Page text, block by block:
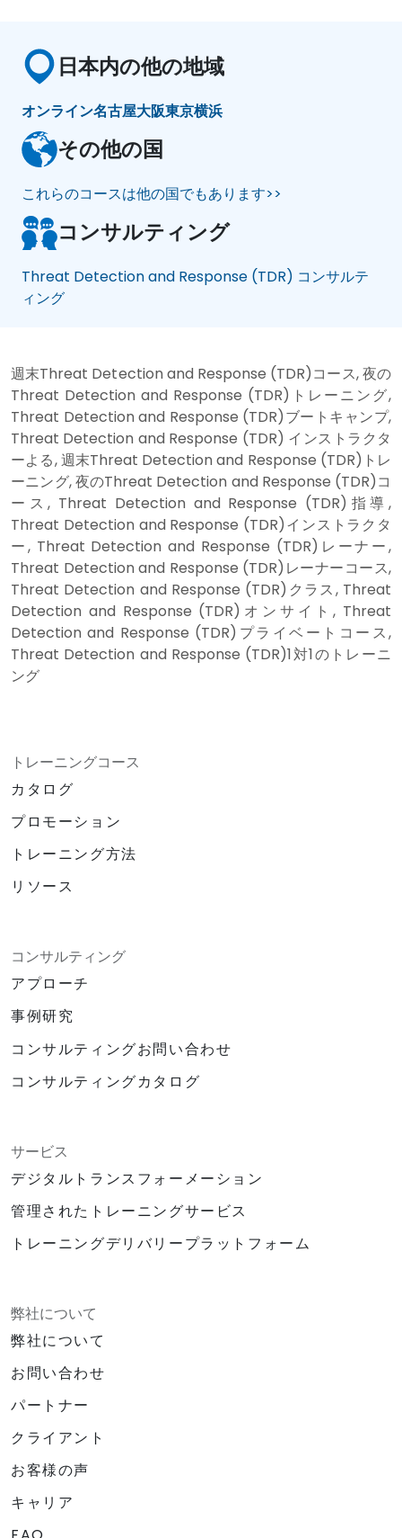
日本内の他の地域
オンライン名古屋大阪東京横浜
その他の国
これらのコースは他の国でもあります>>
コンサルティング
Threat Detection and Response (TDR) コンサルテ
ィング
週末Threat Detection and Response (TDR)コース, 夜の
Threat Detection and Response (TDR)トレーニング,
Threat Detection and Response (TDR)ブートキャンプ,
Threat Detection and Response (TDR) インストラクタ
ーよる, 週末Threat Detection and Response (TDR)トレ
ーニング, 夜のThreat Detection and Response (TDR)コ
ース, Threat Detection and Response (TDR)指導,
Threat Detection and Response (TDR)インストラクタ
ー, Threat Detection and Response (TDR)レーナー,
Threat Detection and Response (TDR)レーナーコース,
Threat Detection and Response (TDR)クラス, Threat
Detection and Response (TDR)オンサイト, Threat
Detection and Response (TDR)プライベートコース,
Threat Detection and Response (TDR)1対1のトレーニ
ング
トレーニングコース
カタログ
プロモーション
トレーニング方法
リソース
コンサルティング
アプローチ
事例研究
コンサルティングお問い合わせ
コンサルティングカタログ
サービス
デジタルトランスフォーメーション
管理されたトレーニングサービス
トレーニングデリバリープラットフォーム
弊社について
弊社について
お問い合わせ
パートナー
クライアント
お客様の声
キャリア